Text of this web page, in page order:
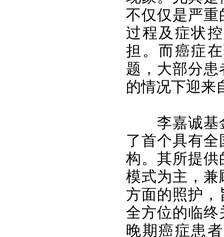
不仅仅是严
过程及症状
担。而癌症
题，大部分
的情况下迎来
李嘉诚基金
了首个具有
构。其所提
模式为主，
方面的照护
全方位的临
晚期癌症患